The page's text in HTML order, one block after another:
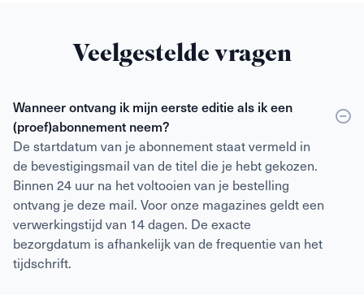
Veelgestelde vragen
Wanneer ontvang ik mijn eerste editie als ik een
(proef)abonnement neem?
De startdatum van je abonnement staat vermeld in
de bevestigingsmail van de titel die je hebt gekozen.
Binnen 24 uur na het voltooien van je bestelling
ontvang je deze mail. Voor onze magazines geldt een
verwerkingstijd van 14 dagen. De exacte
bezorgdatum is afhankelijk van de frequentie van het
tijdschrift.